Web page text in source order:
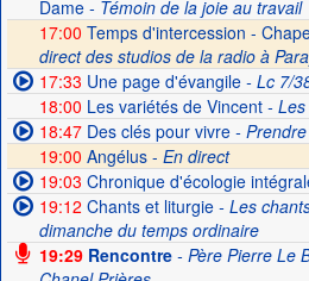
Dame- Témoin de la joie au travail
17:00 Temps d'intercession -
direct des studios de la radio à
17:33 Une page d'évangile- Lc 7/
18:00 Les variétés de Vincent- Les
18:47Des clés pour vivre- Prendre
19:00 Angélus - En direct
19:03 Chronique d'écologie
19:12 Chants et liturgie- Les
dimanche du temps ordinaire
19:29Rencontre- Père Pierre Le